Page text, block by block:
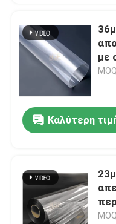
Προϊόντα
με
Καλύτερη